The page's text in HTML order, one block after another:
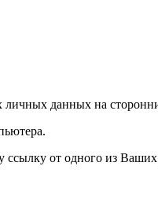
данных на
ссылку от одного из Ваших